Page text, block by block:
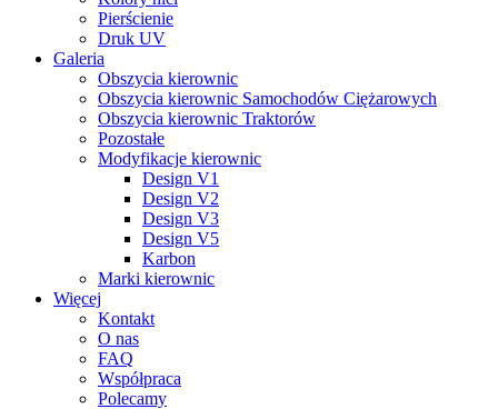
Pierścienie
Druk UV
Galeria
Obszycia kierownic
Obszycia kierownic Samochodów Ciężarowych
Obszycia kierownic Traktorów
Pozostałe
Modyfikacje kierownic
Design V1
Design V2
Design V3
Design V5
Karbon
Marki kierownic
Więcej
Kontakt
O nas
FAQ
Współpraca
Polecamy